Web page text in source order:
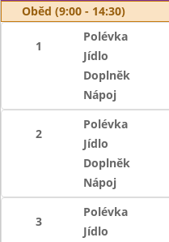
Oběd (9:00 - 14:30)
1
Polévka
Jídlo
Doplněk
Nápoj
2
Polévka
Jídlo
Doplněk
Nápoj
3
Polévka
Jídlo